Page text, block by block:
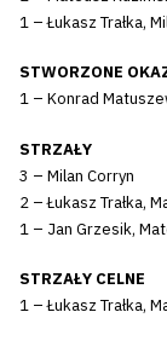
1 – Łukasz Trałka,
STWORZONE
1 – Konrad
STRZAŁY
3 – Milan Corryn
2 – Łukasz Trałka,
1 – Jan Grzesik,
STRZAŁY CELNE
1 – Łukasz Trałka,